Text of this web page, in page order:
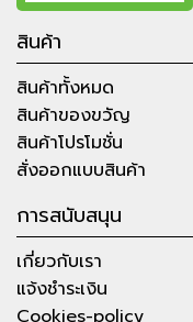
สินค้า
สินค้าทั้งหมด
สินค้าของขวัญ
สินค้าโปรโมชั่น
สั่งออกแบบสินค้า
การสนับสนุน
เกี่ยวกับเรา
แจ้งชำระเงิน